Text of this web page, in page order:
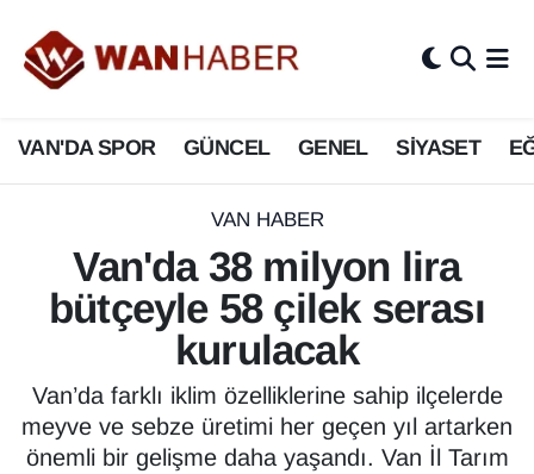
VAN'DA SPOR GÜNCEL GENEL SİYASET
VAN HABER
Van'da 38 milyon lira
bütçeyle 58 çilek serası
kurulacak
Van’da farklı iklim özelliklerine sahip ilçelerde
meyve ve sebze üretimi her geçen yıl artarken
önemli bir gelişme daha yaşandı. Van İl Tarım
3.SAYFA
ASAYİŞ
BİLİM VE TEKNOLOJİ
Biyografi
Bölge Haberleri
ÇEVRE
Deprem
Van Nöbetçi Eczaneler
Van Hava Durumu
Van Namaz Vakitleri
Van Trafik Yoğunluk Haritası
Süper Lig Puan Durumu ve Fikstür
Tüm Manşetler
Son Dakika Haberleri